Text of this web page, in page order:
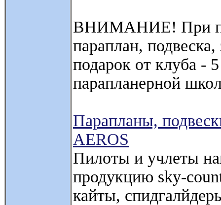
ВНИМАНИЕ! При
параплан,
подарок от клуба -
парапланерной
Парапланы,
AEROS
Пилоты и учлеты
продукцию sky-
кайты,